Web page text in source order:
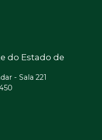
do Estado de
- Sala 221